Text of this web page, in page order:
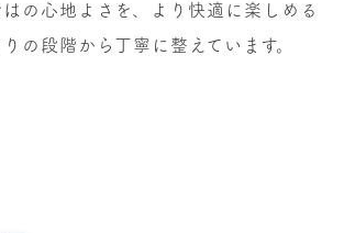
の心地よさを、より快適に楽しめる
の段階から丁寧に整えています。